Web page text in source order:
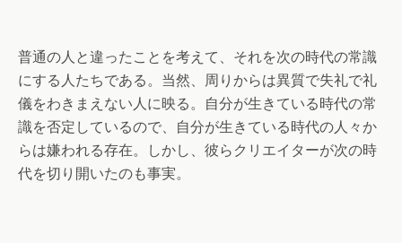
普通の人と違ったことを考えて、それを次の時代の常識
にする人たちである。当然、周りからは異質で失礼で礼
儀をわきまえない人に映る。自分が生きている時代の常
識を否定しているので、自分が生きている時代の人々か
らは嫌われる存在。しかし、彼らクリエイターが次の時
代を切り開いたのも事実。